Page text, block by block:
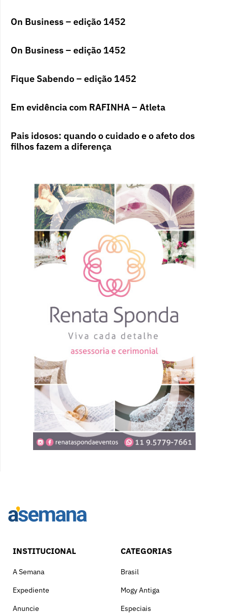
On Business – edição 1452
On Business – edição 1452
Fique Sabendo – edição 1452
Em evidência com RAFINHA – Atleta
Pais idosos: quando o cuidado e o afeto dos
filhos fazem a diferença
INSTITUCIONAL
A Semana
Expediente
Anuncie
CATEGORIAS
Brasil
Mogy Antiga
Especiais